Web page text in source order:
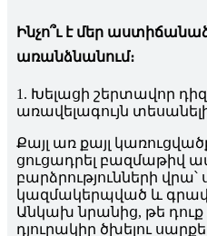
Ինչո՞ւ է մեր
առանձնանում։
1. Խելացի շերտավոր
առավելագույն
Քայլ առ քայլ
ցուցադրել բազմաթիվ
բարձրությունների վրա՝
կազմակերպված և
Անկախ նրանից, թե դուք
դյուրակիր ծխելու